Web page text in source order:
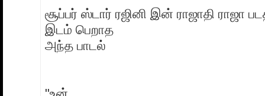
சூப்பர் ஸ்டார் ரஜினி இன் ராஜாதி ராஜா
இடம் பெறாத
அந்த பாடல்